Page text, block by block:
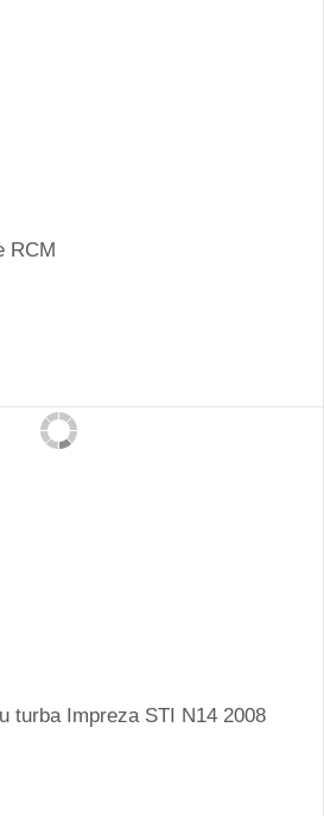
RCM
turba Impreza STI N14 2008